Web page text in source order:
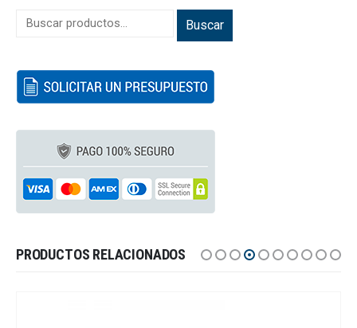
Buscar
PRODUCTOS RELACIONADOS